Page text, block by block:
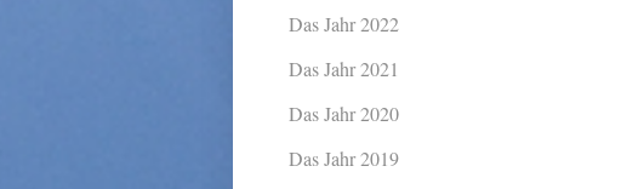
Das Jahr 2022
Das Jahr 2021
Das Jahr 2020
Das Jahr 2019